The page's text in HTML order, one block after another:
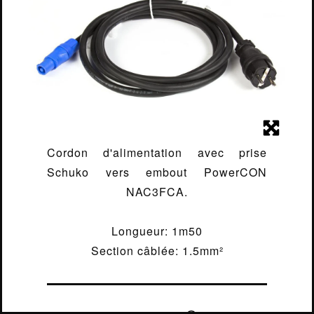
LUMIÈRE
ÉLECTRICITÉ
STRUCTURE
MENTIONS LÉGALES
MADE BYIT-ERA
1.5MM²)
Cordon d'alimentation avec prise
Schuko vers embout PowerCON
NAC3FCA.
Longueur: 1m50
Section câblée: 1.5mm²